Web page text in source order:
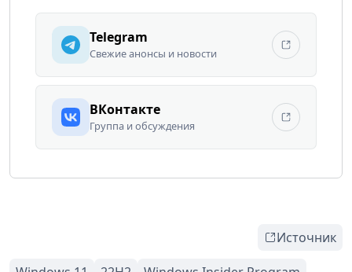
Telegram
Свежие анонсы и новости
ВКонтакте
Группа и обсуждения
Источник